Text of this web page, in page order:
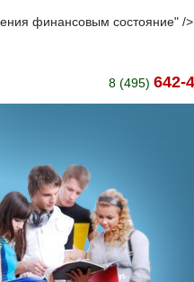
финансовым состояние" />
8 (495) 642-